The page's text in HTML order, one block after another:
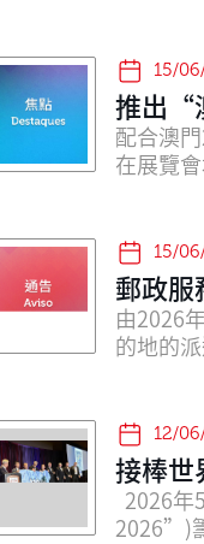
寄件人
標記為"
將在郵
額外稅
細位址
15/
推出“
配合澳
在展覽
15/
郵政服
由2026年6月
的地的
12/
接棒
2026
2026”)